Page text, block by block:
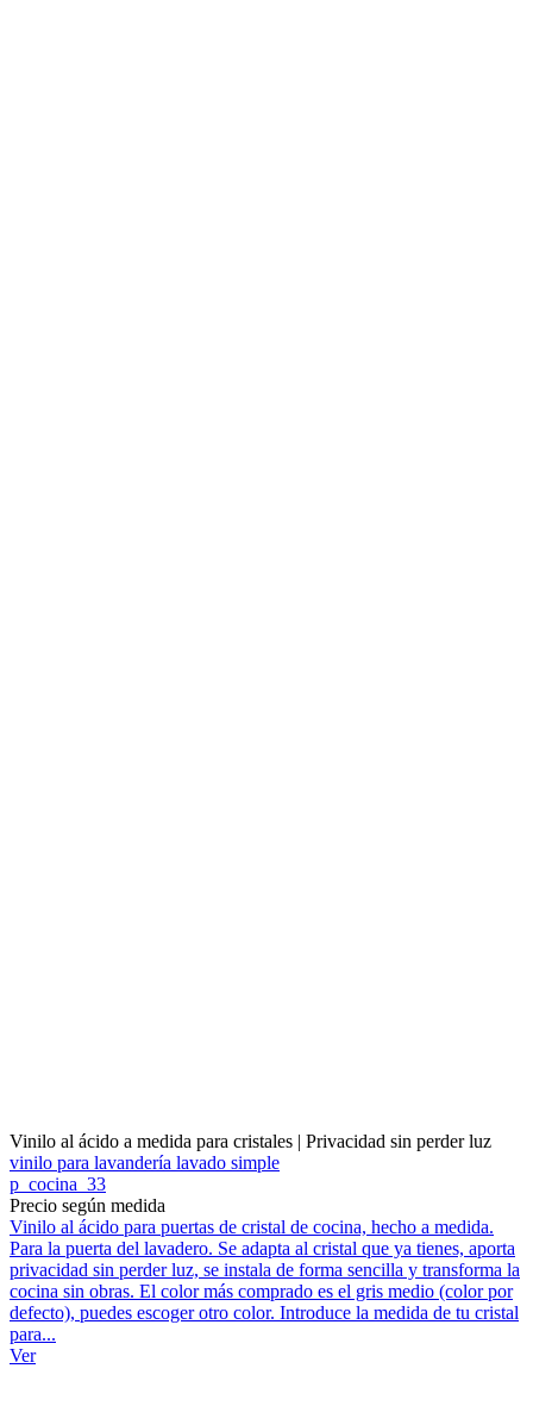
Vinilo al ácido a medida para cristales | Privacidad sin perder luz
vinilo para lavandería lavado simple
p_cocina_33
Precio según medida
Vinilo al ácido para puertas de cristal de cocina, hecho a medida.
Para la puerta del lavadero. Se adapta al cristal que ya tienes, aporta
privacidad sin perder luz, se instala de forma sencilla y transforma la
cocina sin obras. El color más comprado es el gris medio (color por
defecto), puedes escoger otro color. Introduce la medida de tu cristal
para...
Ver